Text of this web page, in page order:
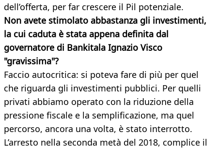
dell’offerta, per far crescere il Pil potenziale.
Non avete stimolato abbastanza gli investimenti,
la cui caduta è stata appena definita dal
governatore di Bankitala Ignazio Visco
"gravissima"?
Faccio autocritica: si poteva fare di più per quel
che riguarda gli investimenti pubblici. Per quelli
privati abbiamo operato con la riduzione della
pressione fiscale e la semplificazione, ma quel
percorso, ancora una volta, è stato interrotto.
L’arresto nella seconda metà del 2018, complice il